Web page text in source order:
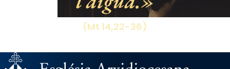
Aquest dilluns, 27 de juliol, ha tingut lloc la
missa d’acció de gràcies en agraïment al
comitè organitzador de la visita apostòlica
col·laboradors, a la Catedral de Barcelona.
(Mt 14,22-36)